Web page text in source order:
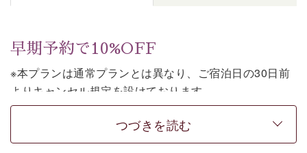
早期予約で10%OFF
※本プランは通常プランとは異なり、ご宿泊日の30日前
よりキャンセル規定を設けております。
※本プランは２食付きの早割プランです。
上諏訪温泉しんゆでは、30日前までのご予約で、10%割
つづきを読む